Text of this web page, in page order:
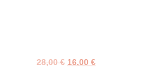
28,00€ 16,00 €